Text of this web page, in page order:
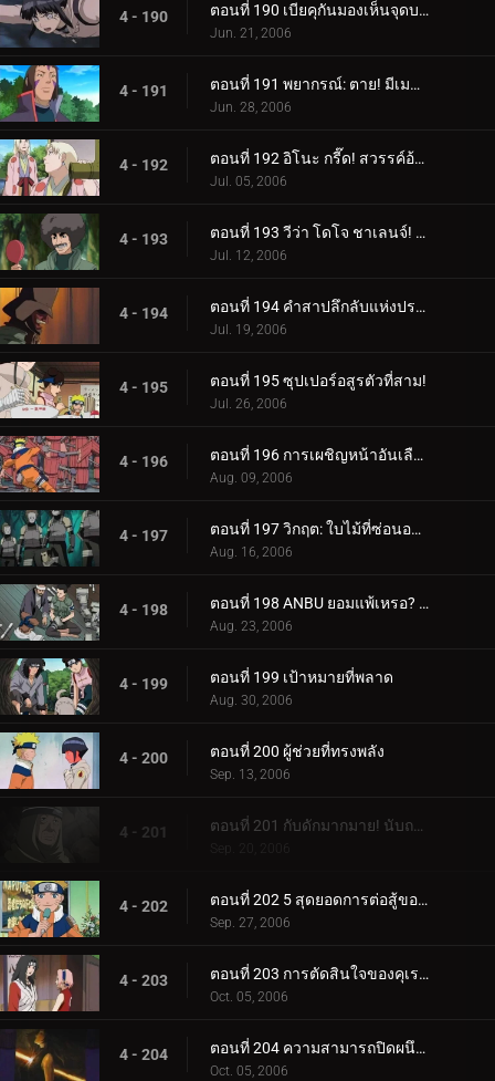
4 - 190 ตอนที่ 190 เบียคุกันมองเห็นจุดบอด!
Jun. 21, 2006
4 - 191 ตอนที่ 191 พยากรณ์: ตาย! มีเมฆมากและมีโอกาสเกิดพระอาทิตย์!
Jun. 28, 2006
4 - 192 ตอนที่ 192 อิโนะ กรี๊ด! สวรรค์อ้วน!
Jul. 05, 2006
4 - 193 ตอนที่ 193 วีว่า โดโจ ชาเลนจ์! เยาวชนเป็นเรื่องของความหลงใหล!
Jul. 12, 2006
4 - 194 ตอนที่ 194 คำสาปลึกลับแห่งปราสาทผีสิง
Jul. 19, 2006
4 - 195 ตอนที่ 195 ซุปเปอร์อสูรตัวที่สาม!
Jul. 26, 2006
4 - 196 ตอนที่ 196 การเผชิญหน้าอันเลือดร้อน: นักเรียนกับอาจารย์
Aug. 09, 2006
4 - 197 ตอนที่ 197 วิกฤต: ใบไม้ที่ซ่อนอยู่ 11 รวมพล!
Aug. 16, 2006
4 - 198 ตอนที่ 198 ANBU ยอมแพ้เหรอ? ความทรงจำของนารูโตะ
Aug. 23, 2006
4 - 199 ตอนที่ 199 เป้าหมายที่พลาด
Aug. 30, 2006
4 - 200 ตอนที่ 200 ผู้ช่วยที่ทรงพลัง
Sep. 13, 2006
4 - 201
Sep. 20, 2006
4 - 202 ตอนที่ 202 5 สุดยอดการต่อสู้ของนินจา!
Sep. 27, 2006
4 - 203 ตอนที่ 203 การตัดสินใจของคุเรไน: หน่วยที่ 8 ที่ถูกทิ้งไว้เบื้องหลัง
Oct. 05, 2006
4 - 204 ตอนที่ 204 ความสามารถปิดผนึกของยาคุโมะ
Oct. 05, 2006